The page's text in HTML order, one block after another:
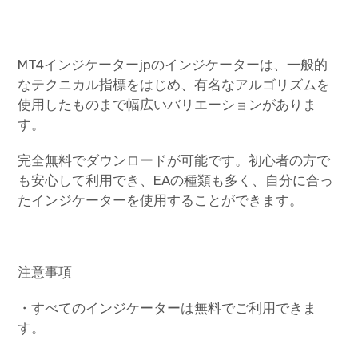
MT4インジケーターjpのインジケーターは、一般的
なテクニカル指標をはじめ、有名なアルゴリズムを
使用したものまで幅広いバリエーションがありま
す。
完全無料でダウンロードが可能です。初心者の方で
も安心して利用でき、EAの種類も多く、自分に合っ
たインジケーターを使用することができます。
注意事項
・すべてのインジケーターは無料でご利用できま
す。